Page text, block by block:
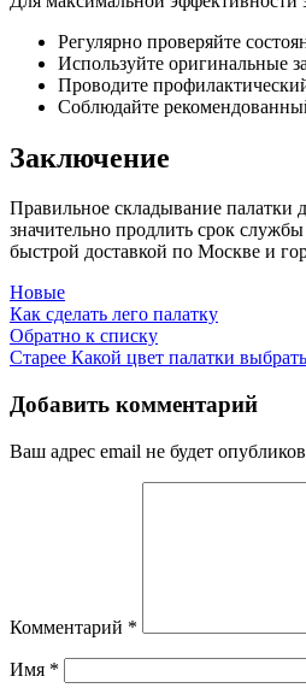
Регулярно проверяйте
Используйте оригинальные
Проводите
Соблюдайте
Заключение
Правильное складывание палатки
значительно продлить срок
быстрой доставкой по Москве и
Новые
Как сделать лего палатку
Обратно к списку
Старее Какой цвет палатки выбрать
Добавить комментарий
Ваш адрес email не будет
Комментарий *
Имя *